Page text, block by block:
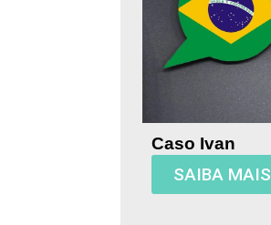
Caso Ivan
SAIBA MAIS